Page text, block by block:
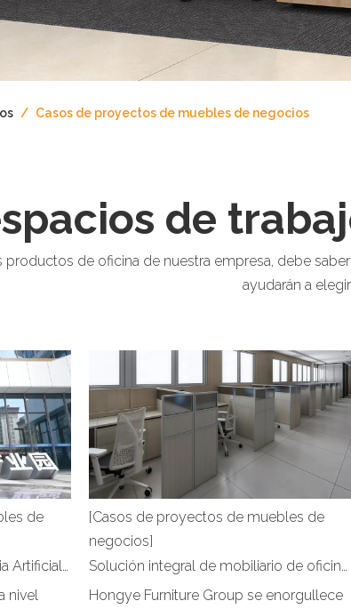
/ Casos de proyectos de muebles de negocios
de
productos de oficina de nuestra empresa, debe
ayudarán a
de
Parque Industrial de Inteligencia Artificial | Proyecto de oficina de Hongye Furniture
nivel
[Casos de proyectos de muebles de
negocios]
Solución integral de mobiliario de oficina en Trinidad y Tobago | Grupo de muebles Hongye
Hongye Furniture Group se enorgullece